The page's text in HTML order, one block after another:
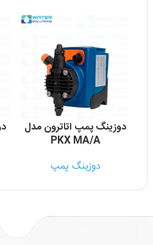
دوزینگ پمپ اتاترون مدل
PKX MA/A
دوزینگ پمپ